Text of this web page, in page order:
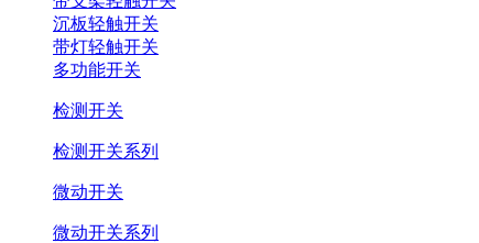
沉板轻触开关
带灯轻触开关
多功能开关
检测开关
检测开关系列
微动开关
微动开关系列